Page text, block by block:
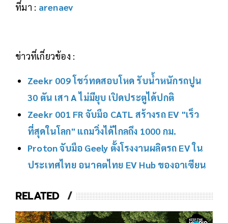
ที่มา : arenaev
ข่าวที่เกี่ยวข้อง :
Zeekr 009 โชว์ทดสอบโหด รับน้ำหนักรถปูน
30 ตัน เสา A ไม่มียุบ เปิดประตูได้ปกติ
Zeekr 001 FR จับมือ CATL สร้างรถ EV "เร็ว
ที่สุดในโลก" แถมวิ่งได้ไกลถึง 1000 กม.
Proton จับมือ Geely ตั้งโรงงานผลิตรถ EV ใน
ประเทศไทย อนาคตไทย EV Hub ของอาเซียน
RELATED